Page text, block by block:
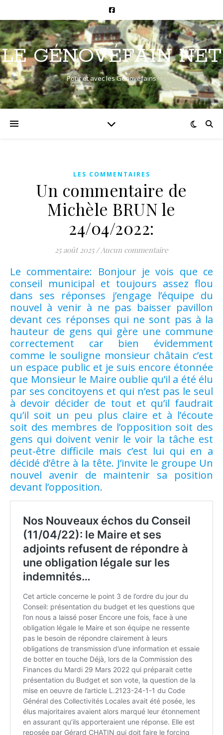
LE GÉNOVÉFAIN NET
Pour et avec les Génovéfains
LES COMMENTAIRES
Un commentaire de
Michèle BRUN le
24/04/2022:
25 août 2025 /Aucun commentaire
Le commentaire: Bonjour je vois que ce
conseil municipal et toujours assez flou
dans ses réponses j’engage l’équipe du
nouvel à venir à ne pas baisser pavillon
devant ces réponses qui ne sont pas à la
hauteur de gens qui gère une commune
correctement car bien évidemment
comme le souligne monsieur châtain c’est
un espace public et je suis encore étonnée
que Monsieur le Maire oublie qu’il a été élu
par ses concitoyens et qui n’est pas le seul
à devoir décider de tout et qu’il faudrait
qu’il soit un peu plus claire et à l’écoute
soit des membres de l’opposition soit des
gens qui doivent venir le voir la tâche est
peut-être difficile mais c’est lui qui en a
décidé d’être à la tête. J’invite le groupe Un
nouvel avenir de maintenir sa position
devant l’opposition.